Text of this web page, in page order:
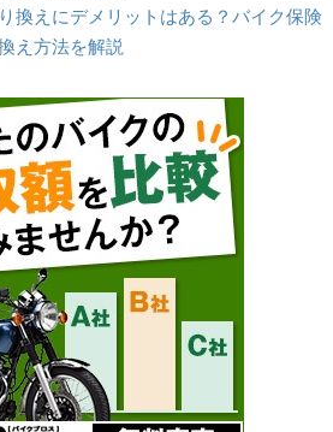
換えにデメリットはある？バイク保険
え方法を解説